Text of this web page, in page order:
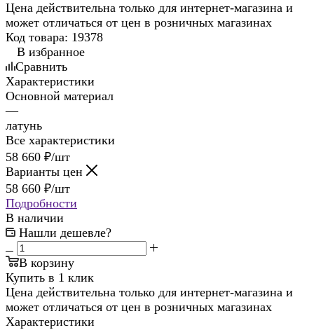
Цена действительна только для интернет-магазина и
может отличаться от цен в розничных магазинах
Код товара: 19378
В избранное
Сравнить
Характеристики
Основной материал
—
латунь
Все характеристики
58 660 ₽/шт
Варианты цен
58 660 ₽/шт
Подробности
В наличии
Нашли дешевле?
В корзину
Купить в 1 клик
Цена действительна только для интернет-магазина и
может отличаться от цен в розничных магазинах
Характеристики